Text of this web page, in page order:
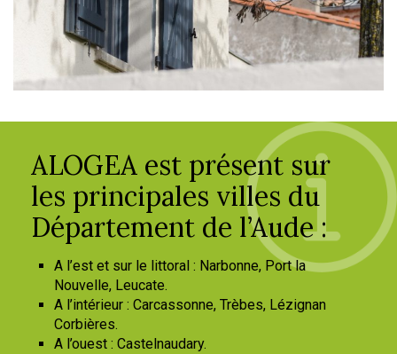
ALOGEA est présent sur
les principales villes du
Département de l’Aude :
A l’est et sur le littoral : Narbonne, Port la
Nouvelle, Leucate.
A l’intérieur : Carcassonne, Trèbes, Lézignan
Corbières.
A l’ouest : Castelnaudary.